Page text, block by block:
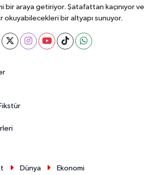
bir araya getiriyor. Şatafattan kaçınıyor ve
okuyabilecekleri bir altyapı sunuyor.
Dünya
Ekonomi